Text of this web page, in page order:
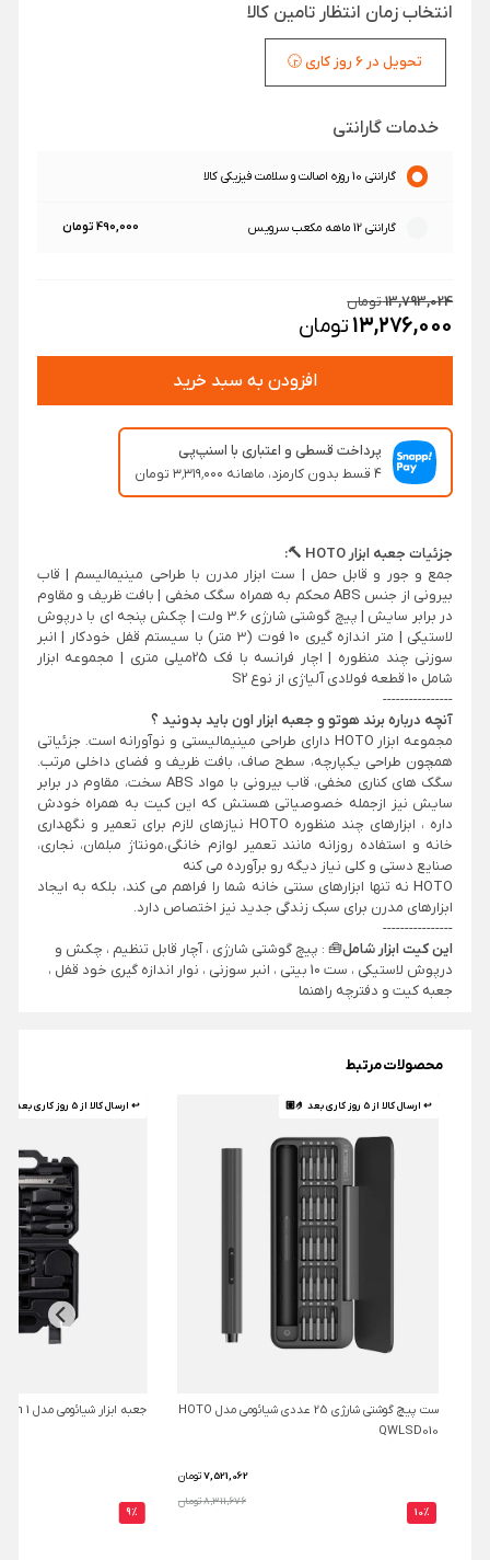
انتخاب زمان انتظار تامین کالا
تحویل در 6 روز کاری 🕞
خدمات گارانتی
گارانتی 10 روزه اصالت و سلامت فیزیکی کالا
گارانتی 12 ماهه مکعب سرویس 490,000 تومان
13,793,024تومان
13,276,000تومان
افزودن به سبد خرید
پرداخت قسطی و اعتباری با اسنپ‌پی
۴ قسط بدون کارمزد، ماهانه ۳٬۳۱۹٬۰۰۰ تومان
جزئیات جعبه ابزار HOTO 🔨:
جمع و جور و قابل حمل | ست ابزار مدرن با طراحی مینیمالیسم | قاب
بیرونی از جنس ABS محکم به همراه سگک مخفی | بافت ظریف و مقاوم
در برابر سایش | پیچ گوشتی شارژی 3.6 ولت | چکش پنجه ای با درپوش
لاستیکی | متر اندازه گیری 10 فوت (3 متر) با سیستم قفل خودکار | انبر
سوزنی چند منظوره | اچار فرانسه با فک 25میلی متری | مجموعه ابزار
شامل 10 قطعه فولادی آلیاژی از نوع S2
----------------
آنچه درباره برند هوتو و جعبه ابزار اون باید بدونید ؟
مجموعه ابزار HOTO دارای طراحی مینیمالیستی و نوآورانه است. جزئیاتی
همچون طراحی یکپارچه، سطح صاف، بافت ظریف و فضای داخلی مرتب.
سگک های کناری مخفی، قاب بیرونی با مواد ABS سخت، مقاوم در برابر
سایش نیز ازجمله خصوصیاتی هستش که این کیت به همراه خودش
داره ، ابزارهای چند منظوره HOTO نیازهای لازم برای تعمیر و نگهداری
خانه و استفاده روزانه مانند تعمیر لوازم خانگی،مونتاژ مبلمان، نجاری،
صنایع دستی و کلی نیاز دیگه رو برآورده می کنه
HOTO نه تنها ابزارهای سنتی خانه شما را فراهم می کند، بلکه به ایجاد
ابزارهای مدرن برای سبک زندگی جدید نیز اختصاص دارد.
----------------
این کیت ابزار شامل🧰 : پیچ گوشتی شارژی ، آچار قابل تنظیم ، چکش و
درپوش لاستیکی ، ست 10 بیتی ، انبر سوزنی ، نوار اندازه گیری خود قفل ،
جعبه کیت و دفترچه راهنما
محصولات مرتبط
↩ ارسال کالا از 5 روز کاری بعد 🤌🏼
ست پیچ گوشتی شارژی 25 عددی شیائومی مدل HOTO
QWLSD010
7,521,062تومان
8,311,676 تومان
10%
↩ ارسال کالا از 5 روز کاری بعد 🤌🏼
جعبه ابزار شیائومی مدل Jiuxun Tools 12 in 1
9%